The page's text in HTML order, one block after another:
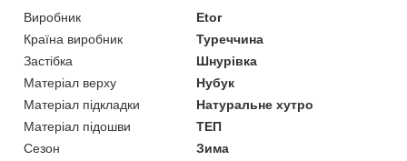
Виробник
Etor
Країна виробник
Туреччина
Застібка
Шнурівка
Матеріал верху
Нубук
Матеріал підкладки
Натуральне хутро
Матеріал підошви
ТЕП
Сезон
Зима